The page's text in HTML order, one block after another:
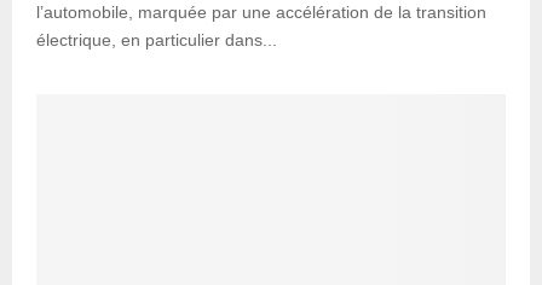
l’automobile, marquée par une accélération de la transition
électrique, en particulier dans...